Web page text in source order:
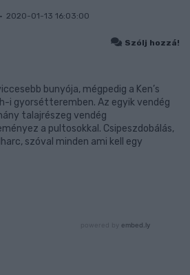
2020-01-13 16:03:00
Szólj hozzá!
bunyója, mégpedig a Ken’s
i gyorsétteremben. Az egyik vendég
talajrészeg vendég
a pultosokkal. Csipeszdobálás,
szóval minden ami kell egy